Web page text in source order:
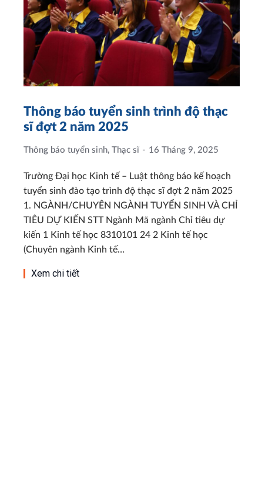
Thông báo tuyển sinh trình độ thạc
sĩ đợt 2 năm 2025
Thông báo tuyển sinh, Thạc sĩ 16 Tháng 9, 2025
Trường Đại học Kinh tế – Luật thông báo kế hoạch
tuyển sinh đào tạo trình độ thạc sĩ đợt 2 năm 2025
1. NGÀNH/CHUYÊN NGÀNH TUYỂN SINH VÀ CHỈ
TIÊU DỰ KIẾN STT Ngành Mã ngành Chỉ tiêu dự
kiến 1 Kinh tế học 8310101 24 2 Kinh tế học
(Chuyên ngành Kinh tế…
Xem chi tiết